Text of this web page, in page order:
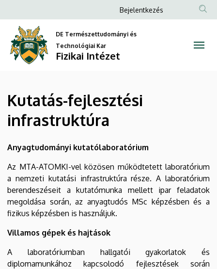
fejlesztési
infrastruktúra
Intézet
a
tartalomra
Anonim
fiók
menüje
Bejelentkezés
DE Természettudományi és
Technológiai Kar
Fizikai Intézet
Kutatás-fejlesztési
infrastruktúra
Anyagtudományi kutatólaboratórium
Az MTA-ATOMKI-vel közösen működtetett laboratórium
a nemzeti kutatási infrastruktúra része. A laboratórium
berendeszéseit a kutatómunka mellett ipar feladatok
megoldása során, az anyagtudós MSc képzésben és a
fizikus képzésben is használjuk.
Villamos gépek és hajtások
A laboratóriumban hallgatói gyakorlatok és
diplomamunkához kapcsolodó fejlesztések során